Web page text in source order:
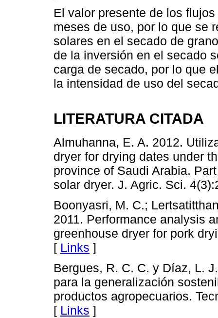
El valor presente de los
meses de uso, por lo que se
solares en el secado de
de la inversión en el secado
carga de secado, por lo que
la intensidad de uso del
LITERATURA CITADA
Almuhanna, E. A. 2012.
dryer for drying dates under
province of Saudi Arabia.
solar dryer. J. Agric. Sci.
Boonyasri, M. C.;
2011. Performance analysis
greenhouse dryer for pork
[ Links ]
Bergues, R. C. C. y Díaz, L.
para la generalización
productos agropecuarios.
[ Links ]